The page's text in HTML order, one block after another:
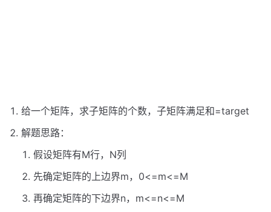
给一个矩阵，求子矩阵的个数，子矩阵满足和=target
解题思路：
假设矩阵有M行，N列
先确定矩阵的上边界m，0<=m<=M
再确定矩阵的下边界n，m<=n<=M